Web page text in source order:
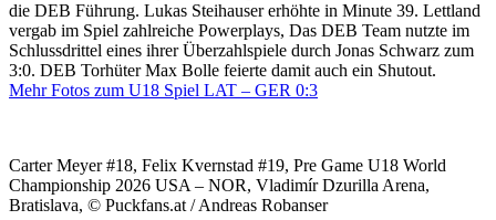
die DEB Führung. Lukas Steihauser erhöhte in Minute 39. Lettland
vergab im Spiel zahlreiche Powerplays, Das DEB Team nutzte im
Schlussdrittel eines ihrer Überzahlspiele durch Jonas Schwarz zum
3:0. DEB Torhüter Max Bolle feierte damit auch ein Shutout.
Mehr Fotos zum U18 Spiel LAT – GER 0:3
Carter Meyer #18, Felix Kvernstad #19, Pre Game U18 World
Championship 2026 USA – NOR, Vladimír Dzurilla Arena,
Bratislava, © Puckfans.at / Andreas Robanser